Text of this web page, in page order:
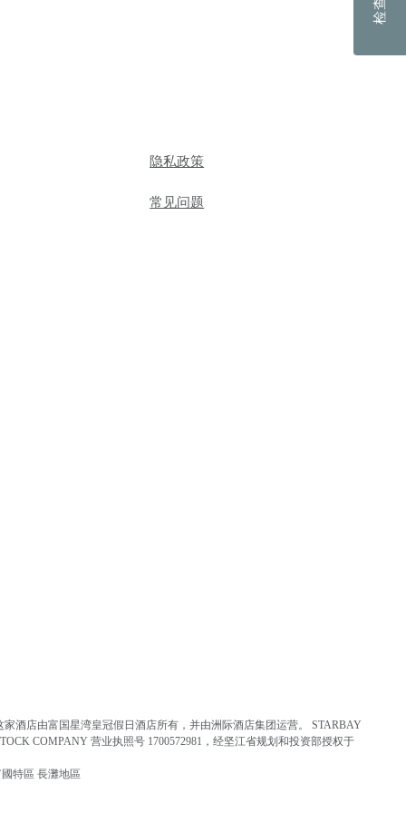
隐私政策
常见问题
家酒店由富国星湾皇冠假日酒店所有，并由洲际酒店集团运营。 STARBAY
COMPANY 营业执照号 1700572981，经坚江省规划和投资部授权于
特區 長灘地區